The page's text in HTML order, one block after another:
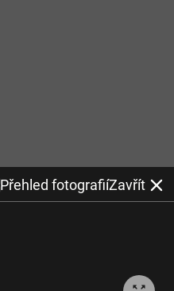
Přehled fotografiíZavřít